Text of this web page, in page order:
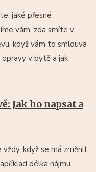
jaké přesné
vám, zda smíte v
když vám to smlouva
opravy v bytě a jak
Jak ho napsat a
když se má změnit
délka nájmu,